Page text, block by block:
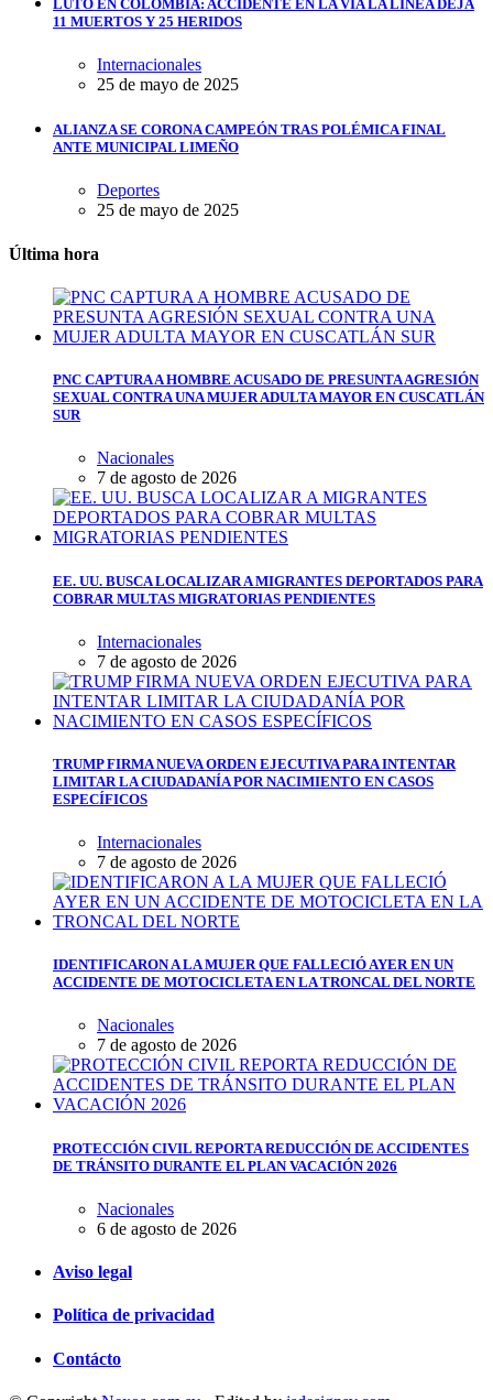
LUTO EN COLOMBIA: ACCIDENTE EN LA VÍA LA LÍNEA DEJA
11 MUERTOS Y 25 HERIDOS
Internacionales
25 de mayo de 2025
ALIANZA SE CORONA CAMPEÓN TRAS POLÉMICA FINAL
ANTE MUNICIPAL LIMEÑO
Deportes
25 de mayo de 2025
Última hora
PNC CAPTURA A HOMBRE ACUSADO DE PRESUNTA AGRESIÓN
SEXUAL CONTRA UNA MUJER ADULTA MAYOR EN CUSCATLÁN
SUR
Nacionales
7 de agosto de 2026
EE. UU. BUSCA LOCALIZAR A MIGRANTES DEPORTADOS PARA
COBRAR MULTAS MIGRATORIAS PENDIENTES
Internacionales
7 de agosto de 2026
TRUMP FIRMA NUEVA ORDEN EJECUTIVA PARA INTENTAR
LIMITAR LA CIUDADANÍA POR NACIMIENTO EN CASOS
ESPECÍFICOS
Internacionales
7 de agosto de 2026
IDENTIFICARON A LA MUJER QUE FALLECIÓ AYER EN UN
ACCIDENTE DE MOTOCICLETA EN LA TRONCAL DEL NORTE
Nacionales
7 de agosto de 2026
PROTECCIÓN CIVIL REPORTA REDUCCIÓN DE ACCIDENTES
DE TRÁNSITO DURANTE EL PLAN VACACIÓN 2026
Nacionales
6 de agosto de 2026
Aviso legal
Política de privacidad
Contácto